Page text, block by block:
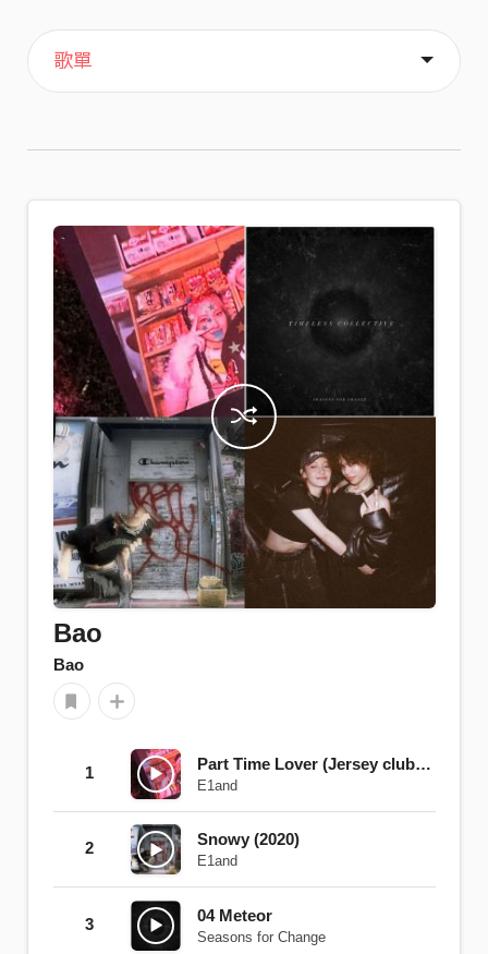
主頁
音樂
歌單
喜歡
關於
Bao
Bao
1 Part Time Lover (Jersey club version) feat.Yappy
E1and
2 Snowy (2020)
E1and
3 04 Meteor
Seasons for Change